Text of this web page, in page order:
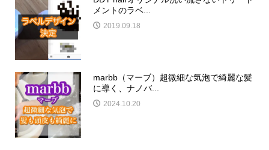
メントのラベ...
2019.09.18
marbb（マーブ）超微細な気泡で綺麗な髪
に導く、ナノバ...
2024.10.20